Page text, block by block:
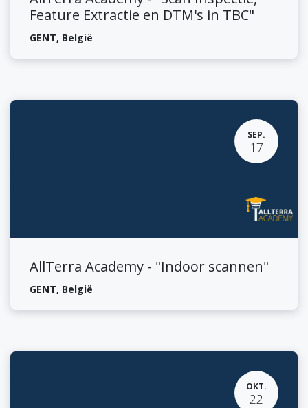
Feature Extractie en DTM's in TBC"
GENT, België
SEP.
17
AllTerra Academy - "Indoor scannen"
GENT, België
OKT.
22